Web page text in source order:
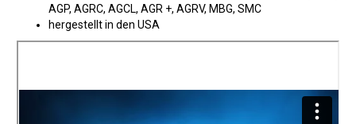
AGP, AGRC, AGCL, AGR +, AGRV, MBG, SMC
hergestellt in den USA